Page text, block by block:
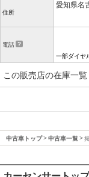
住所
愛知県名
電話
一部ダイヤ
この販売店の在庫一覧
中古車トップ 中古車一覧